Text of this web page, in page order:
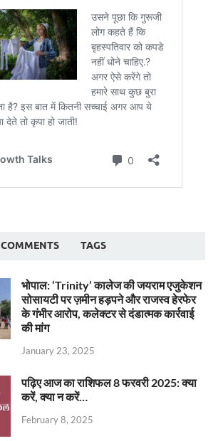
COMMENTS TAGS
भोपाल: ‘Trinity’ कालेज की जयराम एजुकेशन
सोसायटी पर ज़मीन हड़पने और राजस्व हेरफेर
के गंभीर आरोप, कलेक्टर से दंडात्मक कार्रवाई
की मांग
January 23, 2025
पढ़िए आज का राशिफल 8 फरवरी 2025: क्या
करें, क्या न करें…
February 8, 2025